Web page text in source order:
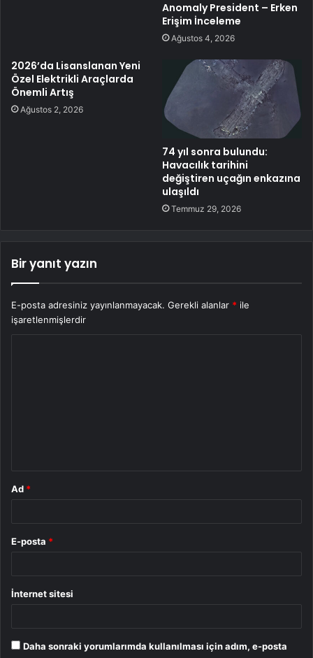
Anomaly President – Erken
Erişim İnceleme
Ağustos 4, 2026
2026’da Lisanslanan Yeni
Özel Elektrikli Araçlarda
Önemli Artış
Ağustos 2, 2026
74 yıl sonra bulundu:
Havacılık tarihini
değiştiren uçağın enkazına
ulaşıldı
Temmuz 29, 2026
Bir yanıt yazın
E-posta adresiniz yayınlanmayacak. Gerekli alanlar * ile
işaretlenmişlerdir
Ad *
E-posta *
İnternet sitesi
Daha sonraki yorumlarımda kullanılması için adım, e-posta